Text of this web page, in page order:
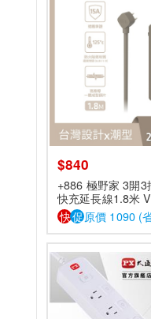
$840
+886 極野家 3開
快充延長線1.8米
快促原價 1090 (